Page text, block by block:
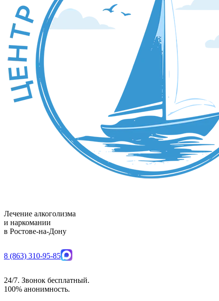
Лечение алкоголизма
и наркомании
в Ростове-на-Дону
8 (863) 310-95-85
24/7. Звонок бесплатный.
100% анонимность.